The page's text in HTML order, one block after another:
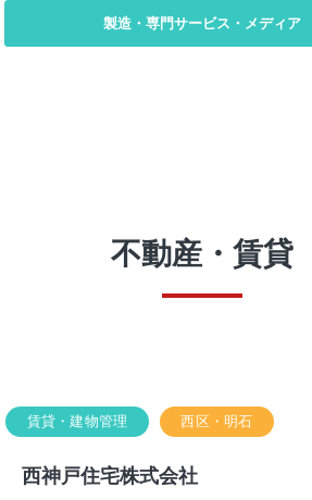
製造・専門サービス・メディア
不動産・賃貸
賃貸・建物管理 西区・明石
西神戸住宅株式会社